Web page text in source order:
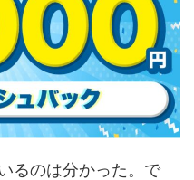
るのは分かった。で